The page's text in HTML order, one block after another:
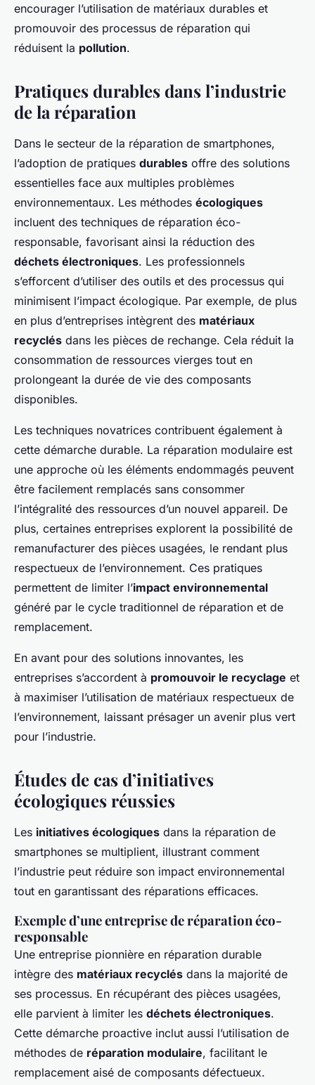
encourager l’utilisation de matériaux durables et
promouvoir des processus de réparation qui
réduisent la pollution.
Pratiques durables dans l’industrie
de la réparation
Dans le secteur de la réparation de smartphones,
l’adoption de pratiques durables offre des solutions
essentielles face aux multiples problèmes
environnementaux. Les méthodes écologiques
incluent des techniques de réparation éco-
responsable, favorisant ainsi la réduction des
déchets électroniques. Les professionnels
s’efforcent d’utiliser des outils et des processus qui
minimisent l’impact écologique. Par exemple, de plus
en plus d’entreprises intègrent des matériaux
recyclés dans les pièces de rechange. Cela réduit la
consommation de ressources vierges tout en
prolongeant la durée de vie des composants
disponibles.
Les techniques novatrices contribuent également à
cette démarche durable. La réparation modulaire est
une approche où les éléments endommagés peuvent
être facilement remplacés sans consommer
l’intégralité des ressources d’un nouvel appareil. De
plus, certaines entreprises explorent la possibilité de
remanufacturer des pièces usagées, le rendant plus
respectueux de l’environnement. Ces pratiques
permettent de limiter l’impact environnemental
généré par le cycle traditionnel de réparation et de
remplacement.
En avant pour des solutions innovantes, les
entreprises s’accordent à promouvoir le recyclage et
à maximiser l’utilisation de matériaux respectueux de
l’environnement, laissant présager un avenir plus vert
pour l’industrie.
Études de cas d’initiatives
écologiques réussies
Les initiatives écologiques dans la réparation de
smartphones se multiplient, illustrant comment
l’industrie peut réduire son impact environnemental
tout en garantissant des réparations efficaces.
Exemple d’une entreprise de réparation éco-
responsable
Une entreprise pionnière en réparation durable
intègre des matériaux recyclés dans la majorité de
ses processus. En récupérant des pièces usagées,
elle parvient à limiter les déchets électroniques.
Cette démarche proactive inclut aussi l’utilisation de
méthodes de réparation modulaire, facilitant le
remplacement aisé de composants défectueux.